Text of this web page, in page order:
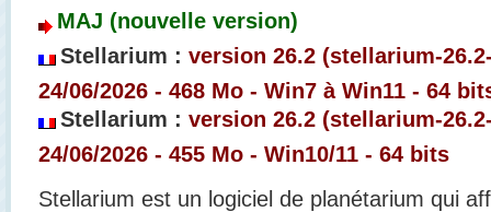
MAJ (nouvelle version)
Stellarium : version 26.2 (stellarium-
24/06/2026 - 468 Mo - Win7 à Win11 - 64
Stellarium : version 26.2 (stellarium-
24/06/2026 - 455 Mo - Win10/11 - 64 bits
Stellarium est un logiciel de planétarium qui